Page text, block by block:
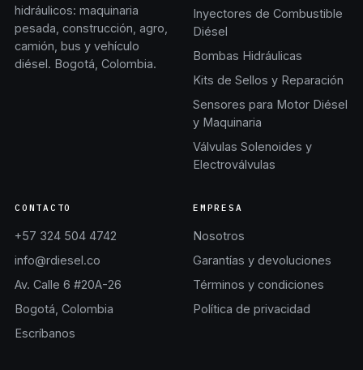
hidráulicos: maquinaria
pesada, construcción, agro,
camión, bus y vehículo
diésel. Bogotá, Colombia.
Inyectores de Combustible
Diésel
Bombas Hidráulicas
Kits de Sellos y Reparación
Sensores para Motor Diésel
y Maquinaria
Válvulas Solenoides y
Electroválvulas
CONTACTO
+57 324 504 4742
info@rdiesel.co
Av. Calle 6 #20A-26
Bogotá, Colombia
Escríbanos
EMPRESA
Nosotros
Garantías y devoluciones
Términos y condiciones
Política de privacidad